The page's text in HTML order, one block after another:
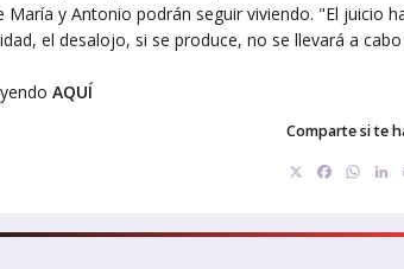
María y Antonio podrán seguir viviendo. "El juicio
el desalojo, si se produce, no se llevará a
AQUÍ
Comparte si te